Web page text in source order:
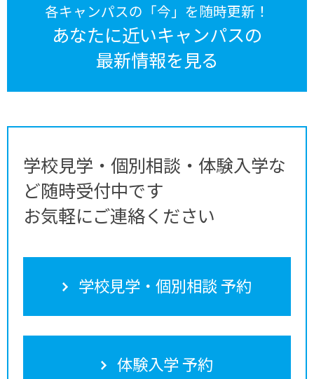
各キャンパスの「今」を随時更新！
あなたに近いキャンパスの
最新情報を見る
学校見学・個別相談・体験入学な
ど随時受付中です
お気軽にご連絡ください
学校見学・個別相談 予約
体験入学 予約